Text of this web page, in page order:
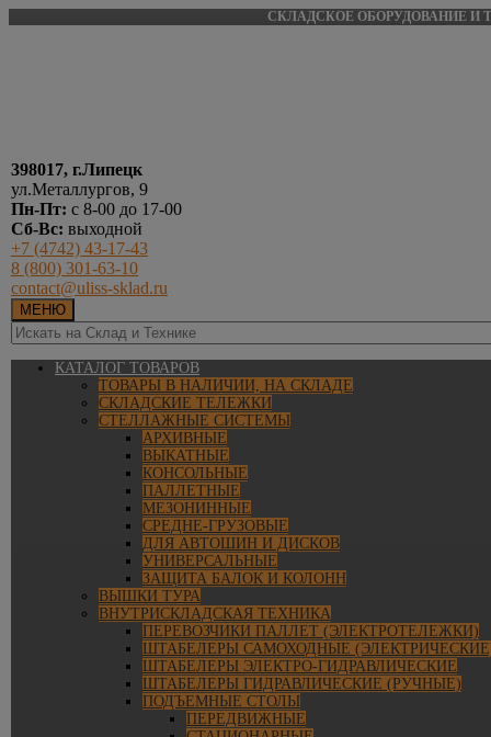
СКЛАДСКОЕ ОБОРУДОВАНИЕ И
398017, г.Липецк
ул.Металлургов, 9
Пн-Пт: с 8-00 до 17-00
Сб-Вс: выходной
+7 (4742) 43-17-43
8 (800) 301-63-10
contact@uliss-sklad.ru
МЕНЮ
КАТАЛОГ ТОВАРОВ
ТОВАРЫ В НАЛИЧИИ, НА СКЛАДЕ
СКЛАДСКИЕ ТЕЛЕЖКИ
СТЕЛЛАЖНЫЕ СИСТЕМЫ
АРХИВНЫЕ
ВЫКАТНЫЕ
КОНСОЛЬНЫЕ
ПАЛЛЕТНЫЕ
МЕЗОНИННЫЕ
СРЕДНЕ-ГРУЗОВЫЕ
ДЛЯ АВТОШИН И ДИСКОВ
УНИВЕРСАЛЬНЫЕ
ЗАЩИТА БАЛОК И КОЛОНН
ВЫШКИ ТУРА
ВНУТРИСКЛАДСКАЯ ТЕХНИКА
ПЕРЕВОЗЧИКИ ПАЛЛЕТ (ЭЛЕКТРОТЕЛЕЖКИ)
ШТАБЕЛЕРЫ САМОХОДНЫЕ
ШТАБЕЛЕРЫ ЭЛЕКТРО-ГИДРАВЛИЧЕСКИЕ
ШТАБЕЛЕРЫ ГИДРАВЛИЧЕСКИЕ (РУЧНЫЕ)
ПОДЪЕМНЫЕ СТОЛЫ
ПЕРЕДВИЖНЫЕ